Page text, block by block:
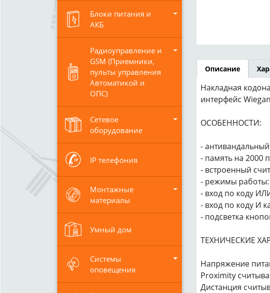
Блоки питания и
АКБ
Радиоуправление и
GSM (Приемники,
пульты управления
Автоматикой и
ОПС)
Сетевое
оборудование
IP телефония
Монтажные
материалы
Умный дом
Системы
оповещения
Описание
Накладная
интерфейс
ОСОБЕННОСТИ:
-
- память на 2000
- встроенный
- режимы работы:
- вход по коду
- вход по коду И
- подсветка
ТЕХНИЧЕСКИЕ
Напряжение
Proximity
Дистанция